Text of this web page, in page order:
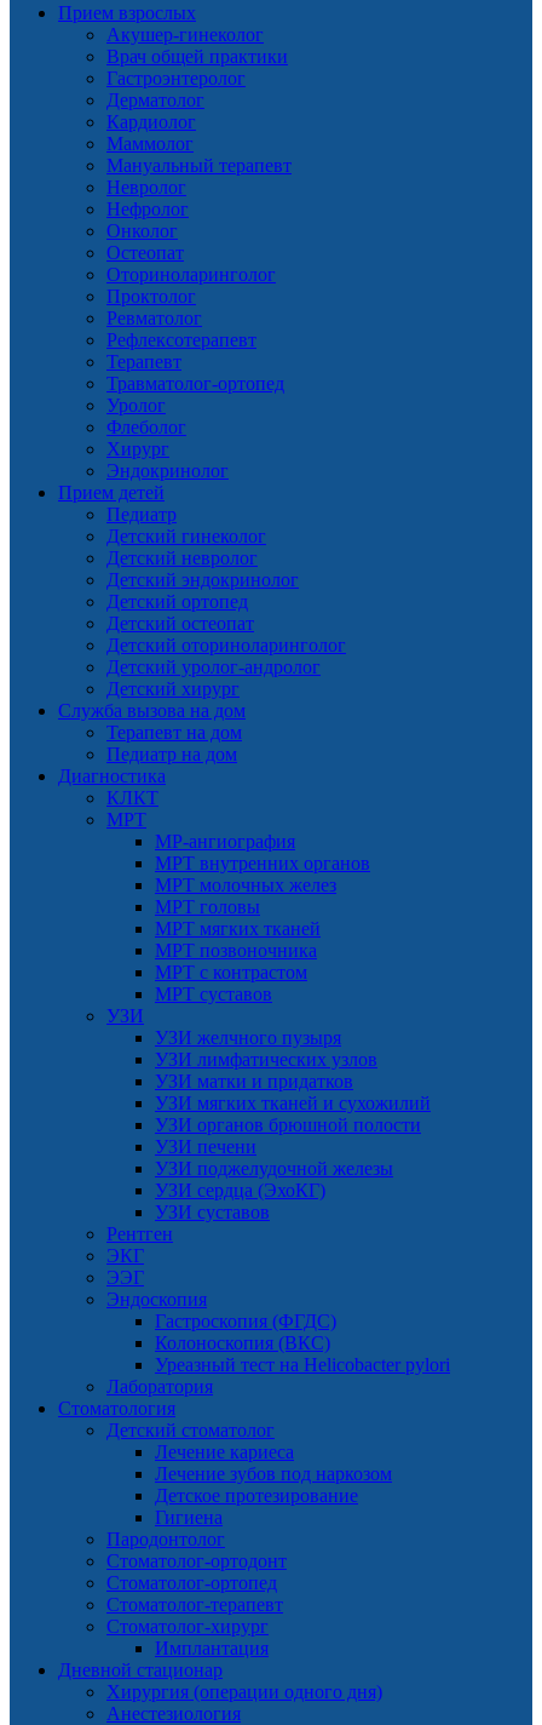
Прием взрослых
Акушер-гинеколог
Врач общей практики
Гастроэнтеролог
Дерматолог
Кардиолог
Маммолог
Мануальный терапевт
Невролог
Нефролог
Онколог
Остеопат
Оториноларинголог
Проктолог
Ревматолог
Рефлексотерапевт
Терапевт
Травматолог-ортопед
Уролог
Флеболог
Хирург
Эндокринолог
Прием детей
Педиатр
Детский гинеколог
Детский невролог
Детский эндокринолог
Детский ортопед
Детский остеопат
Детский оториноларинголог
Детский уролог-андролог
Детский хирург
Служба вызова на дом
Терапевт на дом
Педиатр на дом
Диагностика
КЛКТ
МРТ
МР-ангиография
МРТ внутренних органов
МРТ молочных желез
МРТ головы
МРТ мягких тканей
МРТ позвоночника
МРТ с контрастом
МРТ суставов
УЗИ
УЗИ желчного пузыря
УЗИ лимфатических узлов
УЗИ матки и придатков
УЗИ мягких тканей и сухожилий
УЗИ органов брюшной полости
УЗИ печени
УЗИ поджелудочной железы
УЗИ сердца (ЭхоКГ)
УЗИ суставов
Рентген
ЭКГ
ЭЭГ
Эндоскопия
Гастроскопия (ФГДС)
Колоноскопия (ВКС)
Уреазный тест на Helicobacter pylori
Лаборатория
Стоматология
Детский стоматолог
Лечение кариеса
Лечение зубов под наркозом
Детское протезирование
Гигиена
Пародонтолог
Стоматолог-ортодонт
Стоматолог-ортопед
Стоматолог-терапевт
Стоматолог-хирург
Имплантация
Дневной стационар
Хирургия (операции одного дня)
Анестезиология